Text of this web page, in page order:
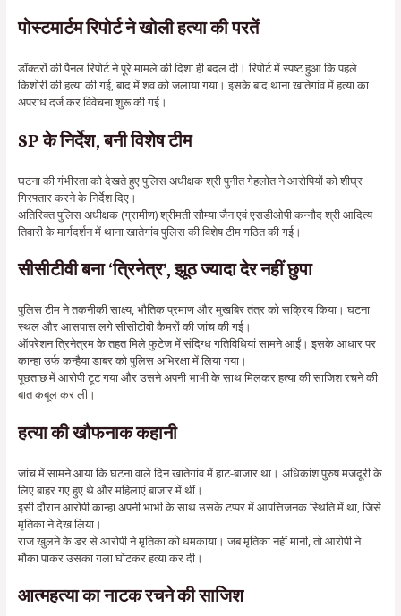
पोस्टमार्टम रिपोर्ट ने खोली हत्या की परतें
डॉक्टरों की पैनल रिपोर्ट ने पूरे मामले की दिशा ही बदल दी। रिपोर्ट में स्पष्ट हुआ कि पहले
किशोरी की हत्या की गई, बाद में शव को जलाया गया। इसके बाद थाना खातेगांव में हत्या का
अपराध दर्ज कर विवेचना शुरू की गई।
SP के निर्देश, बनी विशेष टीम
घटना की गंभीरता को देखते हुए पुलिस अधीक्षक श्री पुनीत गेहलोत ने आरोपियों को शीघ्र
गिरफ्तार करने के निर्देश दिए।
अतिरिक्त पुलिस अधीक्षक (ग्रामीण) श्रीमती सौम्या जैन एवं एसडीओपी कन्नौद श्री आदित्य
तिवारी के मार्गदर्शन में थाना खातेगांव पुलिस की विशेष टीम गठित की गई।
सीसीटीवी बना ‘त्रिनेत्र’, झूठ ज्यादा देर नहीं छुपा
पुलिस टीम ने तकनीकी साक्ष्य, भौतिक प्रमाण और मुखबिर तंत्र को सक्रिय किया। घटना
स्थल और आसपास लगे सीसीटीवी कैमरों की जांच की गई।
ऑपरेशन त्रिनेत्रम के तहत मिले फुटेज में संदिग्ध गतिविधियां सामने आईं। इसके आधार पर
कान्हा उर्फ कन्हैया डाबर को पुलिस अभिरक्षा में लिया गया।
पूछताछ में आरोपी टूट गया और उसने अपनी भाभी के साथ मिलकर हत्या की साजिश रचने की
बात कबूल कर ली।
हत्या की खौफनाक कहानी
जांच में सामने आया कि घटना वाले दिन खातेगांव में हाट-बाजार था। अधिकांश पुरुष मजदूरी के
लिए बाहर गए हुए थे और महिलाएं बाजार में थीं।
इसी दौरान आरोपी कान्हा अपनी भाभी के साथ उसके टप्पर में आपत्तिजनक स्थिति में था, जिसे
मृतिका ने देख लिया।
राज खुलने के डर से आरोपी ने मृतिका को धमकाया। जब मृतिका नहीं मानी, तो आरोपी ने
मौका पाकर उसका गला घोंटकर हत्या कर दी।
आत्महत्या का नाटक रचने की साजिश